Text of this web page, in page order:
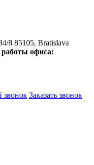
8 85105, Bratislava
офиса:
звонок Заказать звонок